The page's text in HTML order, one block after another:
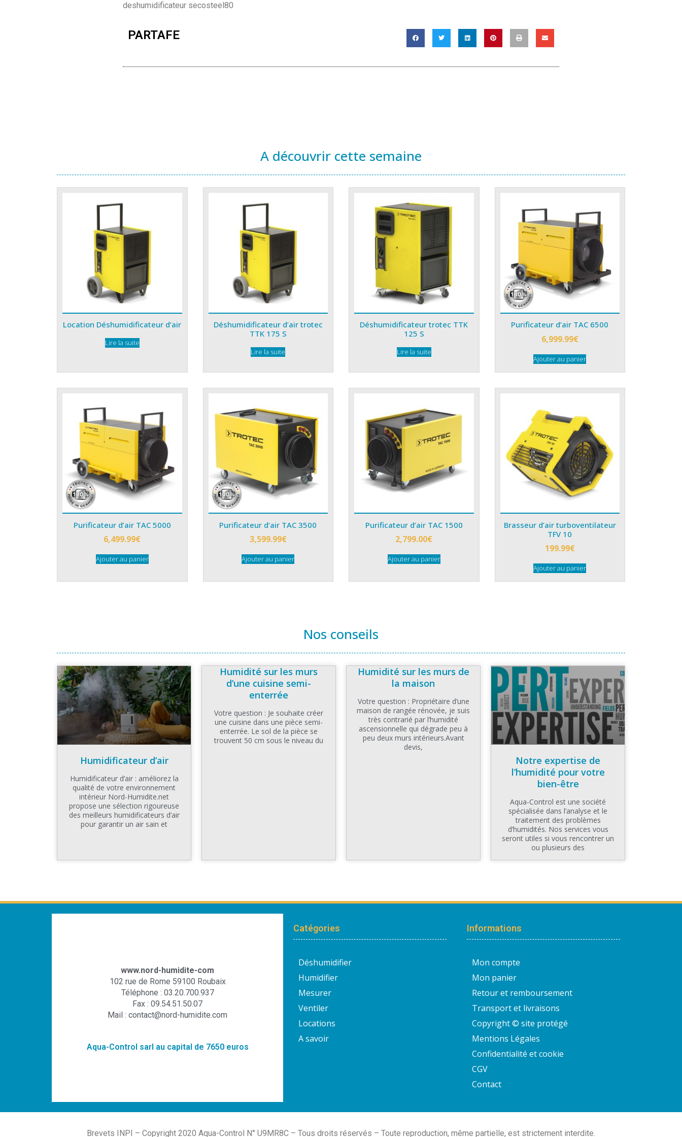
deshumidificateur secosteel80
PARTAFE
A découvrir cette semaine
Location Déshumidificateur d’air
Lire la suite
Déshumidificateur d’air trotec
TTK 175 S
Lire la suite
Déshumidificateur trotec TTK
125 S
Lire la suite
Purificateur d’air TAC 6500
6,999.99€
Ajouter au panier
Purificateur d’air TAC 5000
6,499.99€
Ajouter au panier
Purificateur d’air TAC 3500
3,599.99€
Ajouter au panier
Purificateur d’air TAC 1500
2,799.00€
Ajouter au panier
Brasseur d’air turboventilateur
TFV 10
199.99€
Ajouter au panier
Nos conseils
Humidificateur d’air
Humidificateur d’air : améliorez la
qualité de votre environnement
intérieur Nord-Humidite.net
propose une sélection rigoureuse
des meilleurs humidificateurs d’air
pour garantir un air sain et
Humidité sur les murs
d’une cuisine semi-
enterrée
Votre question : Je souhaite créer
une cuisine dans une pièce semi-
enterrée. Le sol de la pièce se
trouvent 50 cm sous le niveau du
Humidité sur les murs de
la maison
Votre question : Propriétaire d’une
maison de rangée rénovée, je suis
très contrarié par l’humidité
ascensionnelle qui dégrade peu à
peu deux murs intérieurs.Avant
devis,
Notre expertise de
l’humidité pour votre
bien-être
Aqua-Control est une société
spécialisée dans l’analyse et le
traitement des problèmes
d’humidités. Nos services vous
seront utiles si vous rencontrer un
ou plusieurs des
www.nord-humidite-com
102 rue de Rome 59100 Roubaix
Téléphone : 03.20.700.937
Fax : 09.54.51.50.07
Mail : contact@nord-humidite.com
Aqua-Control sarl au capital de 7650 euros
Catégories
Déshumidifier
Humidifier
Mesurer
Ventiler
Locations
A savoir
Informations
Mon compte
Mon panier
Retour et remboursement
Transport et livraisons
Copyright © site protégé
Mentions Légales
Confidentialité et cookie
CGV
Contact
Brevets INPI – Copyright 2020 Aqua-Control N° U9MR8C – Tous droits réservés – Toute reproduction, même partielle, est strictement interdite.